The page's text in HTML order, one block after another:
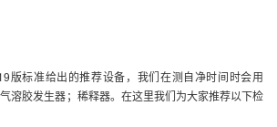
标准给出的推荐设备，我们在测自净时间时会用
溶胶发生器；稀释器。在这里我们为大家推荐以下检